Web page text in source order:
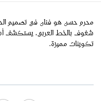
محرم حسن هو فنان في تصميم
شغوف بالخط العربي، يستكشف
تكوينات مميزة.